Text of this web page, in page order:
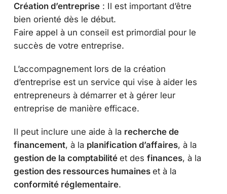
Création d’entreprise: Il est important d’être
bien orienté dès le début.
Faire appel à un conseil est primordial pour le
succès de votre entreprise.
L’accompagnement lors de la création
d’entreprise est un service qui vise à aider les
entrepreneurs à démarrer et à gérer leur
entreprise de manière efficace.
Il peut inclure une aide à la recherche de
financement, à la planification d’affaires, à la
gestion de la comptabilité et des finances, à la
gestion des ressources humaines et à la
conformité réglementaire.